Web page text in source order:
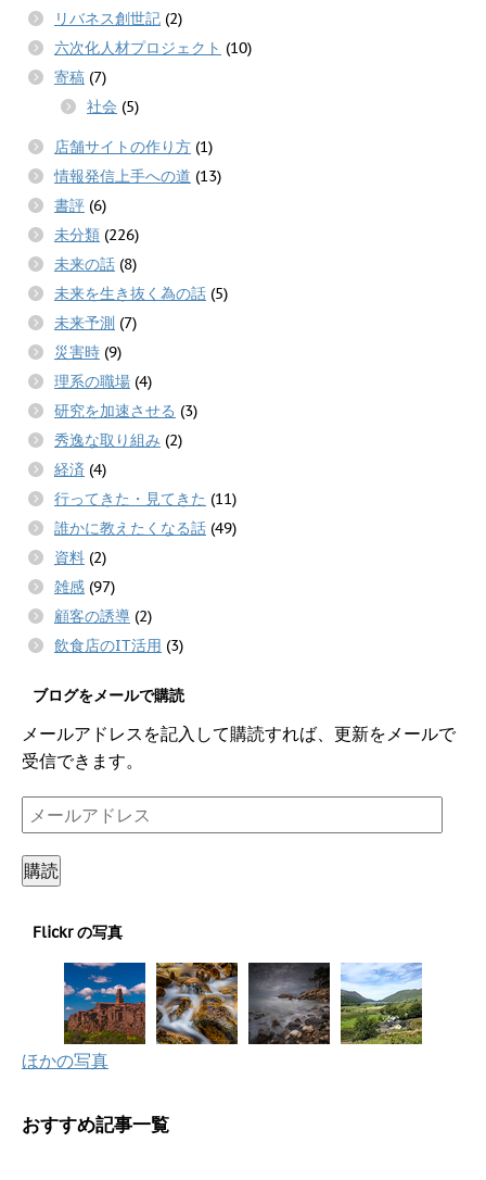
リバネス創世記 (2)
六次化人材プロジェクト (10)
寄稿 (7)
社会 (5)
店舗サイトの作り方 (1)
情報発信上手への道 (13)
書評 (6)
未分類 (226)
未来の話 (8)
未来を生き抜く為の話 (5)
未来予測 (7)
災害時 (9)
理系の職場 (4)
研究を加速させる (3)
秀逸な取り組み (2)
経済 (4)
行ってきた・見てきた (11)
誰かに教えたくなる話 (49)
資料 (2)
雑感 (97)
顧客の誘導 (2)
飲食店のIT活用 (3)
ブログをメールで購読
メールアドレスを記入して購読すれば、更新をメールで
受信できます。
メ
ー
ル
ア
レ
購読
Flickr の写真
ほかの写真
おすすめ記事一覧